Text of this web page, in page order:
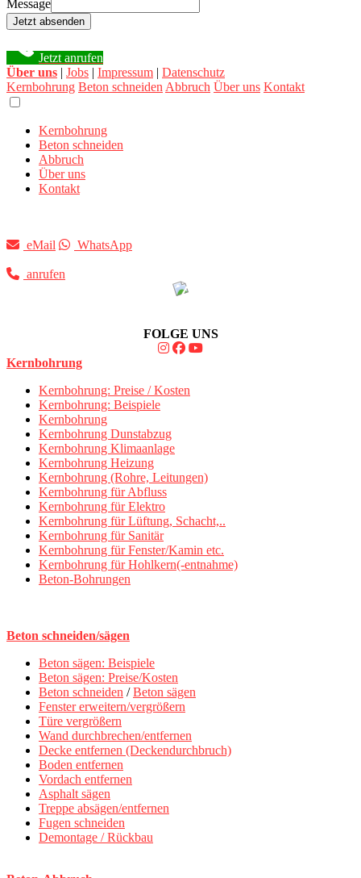
Message
Jetzt absenden
Jetzt anrufen
Über uns | Jobs | Impressum | Datenschutz
Kernbohrung Beton schneiden Abbruch Über uns Kontakt
Kernbohrung
Beton schneiden
Abbruch
Über uns
Kontakt
eMail WhatsApp
anrufen
FOLGE UNS
Kernbohrung
Kernbohrung: Preise / Kosten
Kernbohrung: Beispiele
Kernbohrung
Kernbohrung Dunstabzug
Kernbohrung Klimaanlage
Kernbohrung Heizung
Kernbohrung (Rohre, Leitungen)
Kernbohrung für Abfluss
Kernbohrung für Elektro
Kernbohrung für Lüftung, Schacht,..
Kernbohrung für Sanitär
Kernbohrung für Fenster/Kamin etc.
Kernbohrung für Hohlkern(-entnahme)
Beton-Bohrungen
Beton schneiden/sägen
Beton sägen: Beispiele
Beton sägen: Preise/Kosten
Beton schneiden /Beton sägen
Fenster erweitern/vergrößern
Türe vergrößern
Wand durchbrechen/entfernen
Decke entfernen (Deckendurchbruch)
Boden entfernen
Vordach entfernen
Asphalt sägen
Treppe absägen/entfernen
Fugen schneiden
Demontage / Rückbau